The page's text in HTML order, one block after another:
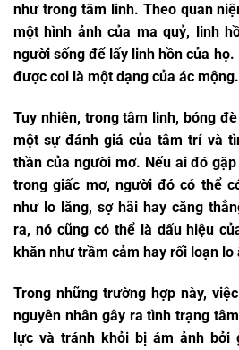
như trong tâm linh. Theo quan
một hình ảnh của ma quỷ, linh
người sống để lấy linh hồn của
được coi là một dạng của ác mộng.
Tuy nhiên, trong tâm linh, bóng
một sự đánh giá của tâm trí và
thần của người mơ. Nếu ai đó
trong giấc mơ, người đó có thể
như lo lắng, sợ hãi hay căng
ra, nó cũng có thể là dấu hiệu
khăn như trầm cảm hay rối loạn lo
Trong những trường hợp này,
nguyên nhân gây ra tình trạng
lực và tránh khỏi bị ám ảnh bởi